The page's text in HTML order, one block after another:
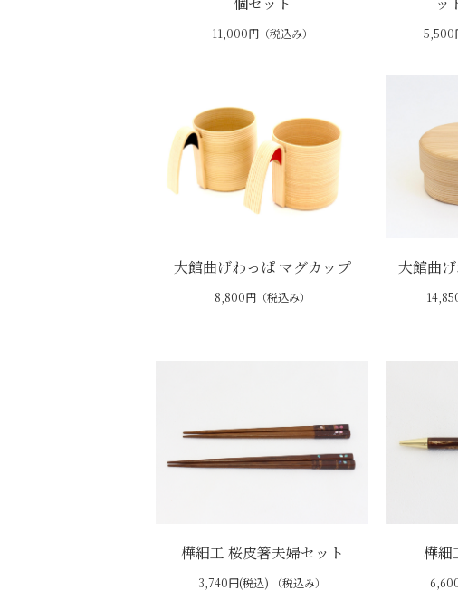
11,000円（税込み） 5,500
大館曲げわっぱ マグカップ
8,800円（税込み）
大館曲
樺細工 桜皮箸夫婦セット
3,740円(税込) （税込み）
樺細